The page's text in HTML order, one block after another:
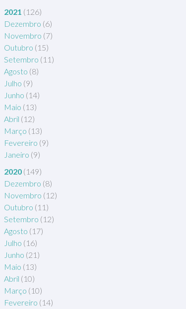
2021 (126)
Dezembro (6)
Novembro (7)
Outubro (15)
Setembro (11)
Agosto (8)
Julho (9)
Junho (14)
Maio (13)
Abril (12)
Março (13)
Fevereiro (9)
Janeiro (9)
2020 (149)
Dezembro (8)
Novembro (12)
Outubro (11)
Setembro (12)
Agosto (17)
Julho (16)
Junho (21)
Maio (13)
Abril (10)
Março (10)
Fevereiro (14)